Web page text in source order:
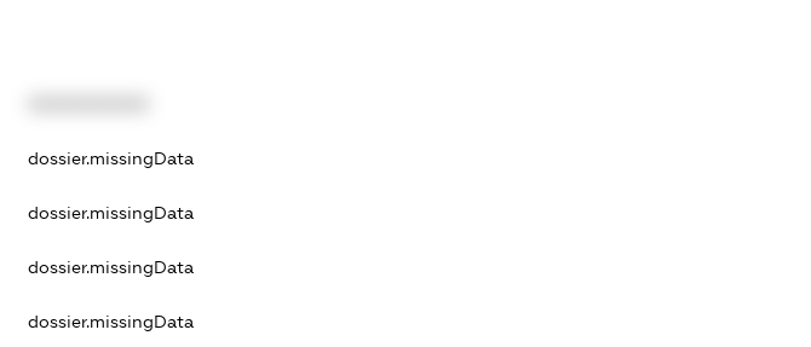
dossier.missingData
dossier.missingData
dossier.missingData
dossier.missingData